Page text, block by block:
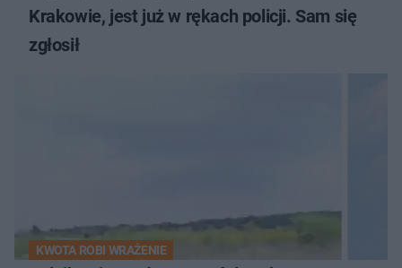
Krakowie, jest już w rękach policji. Sam się
zgłosił
KWOTA ROBI WRAŻENIE